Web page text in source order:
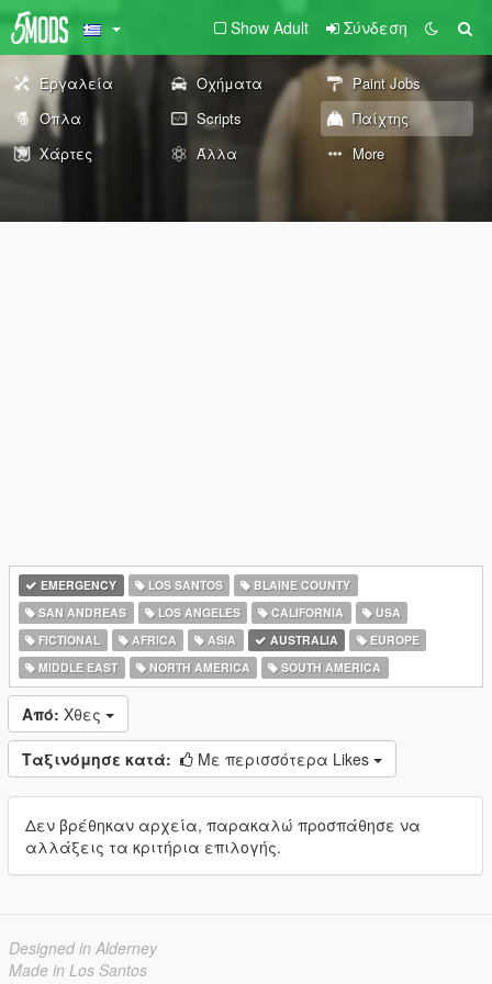
Show Adult Σύνδεση
Εργαλεία Οχήματα
Paint Jobs
Όπλα
Scripts
Παίχτης
Χάρτες
Άλλα More
EMERGENCY LOS SANTOS
BLAINE COUNTY
SAN ANDREAS
LOS ANGELES CALIFORNIA
USA
FICTIONAL
AFRICA ASIA AUSTRALIA
EUROPE
MIDDLE EAST
NORTH AMERICA SOUTH AMERICA
Από: Χθες
Ταξινόμησε κατά: Με περισσότερα Likes
Δεν βρέθηκαν αρχεία, παρακαλώ προσπάθησε να
αλλάξεις τα κριτήρια επιλογής.
Designed in Alderney
Made in Los Santos